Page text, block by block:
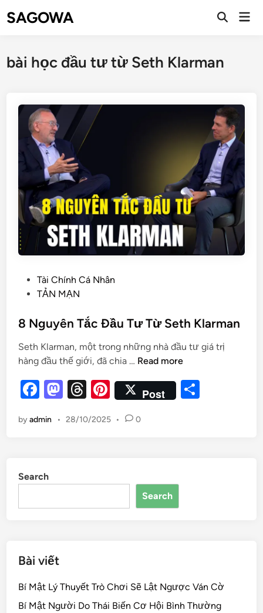
SAGOWA
bài học đầu tư từ Seth Klarman
Tài Chính Cá Nhân
TẢN MẠN
8 Nguyên Tắc Đầu Tư Từ Seth Klarman
Seth Klarman, một trong những nhà đầu tư giá trị
hàng đầu thế giới, đã chia … Read more
F
c
o
o
M
to
n
T
e
s
Pi
er
Post
byadmin • 28/10/2025 • 0
Search
Search
Bài viết
Bí Mật Lý Thuyết Trò Chơi Sẽ Lật Ngược Ván Cờ
Bí Mật Người Do Thái Biến Cơ Hội Bình Thường